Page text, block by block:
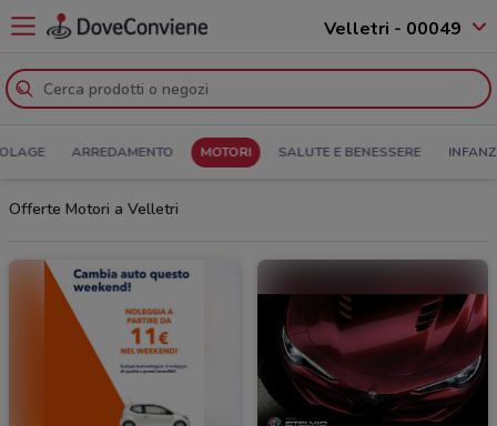
Velletri - 00049
ARREDAMENTO MOTORI SALUTE E BENESSERE
Offerte Motori a Velletri